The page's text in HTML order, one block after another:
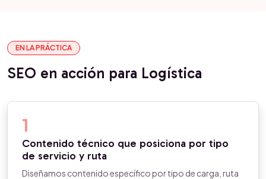
EN LA PRÁCTICA
SEO en acción para Logística
1
Contenido técnico que posiciona por tipo
de servicio y ruta
Diseñamos contenido específico por tipo de carga, ruta